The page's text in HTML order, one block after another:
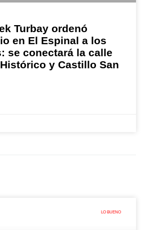
Turbay ordenó
en El Espinal a los
se conectará la calle
y Castillo San
LO BUENO